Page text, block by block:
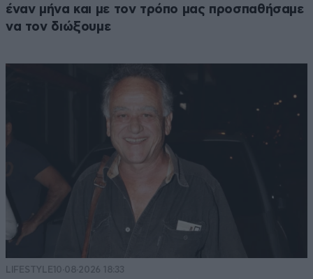
έναν μήνα και με τον τρόπο μας προσπαθήσαμε
να τον διώξουμε
LIFESTYLE10·08·2026 18:33